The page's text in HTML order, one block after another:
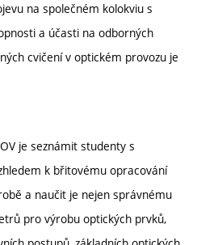
na společném kolokviu s
a účasti na odborných
cvičení v optickém provozu je
je seznámit studenty s
k břitovému opracování
a naučit je nejen správnému
pro výrobu optických prvků,